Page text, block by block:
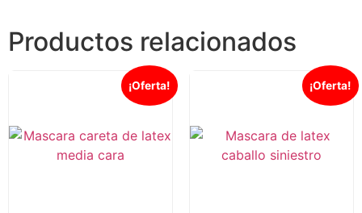
Productos relacionados
¡Oferta! ¡Oferta!